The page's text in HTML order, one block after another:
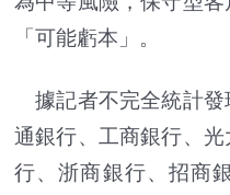
「可能虧本」。
據記者不完全統計發
通銀行、工商銀行、
行、浙商銀行、招商